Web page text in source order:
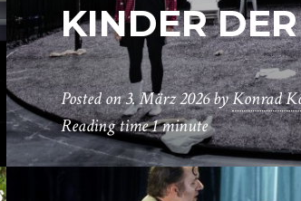
KINDER
Posted on3. März 2026byKonrad
Reading time1 minute